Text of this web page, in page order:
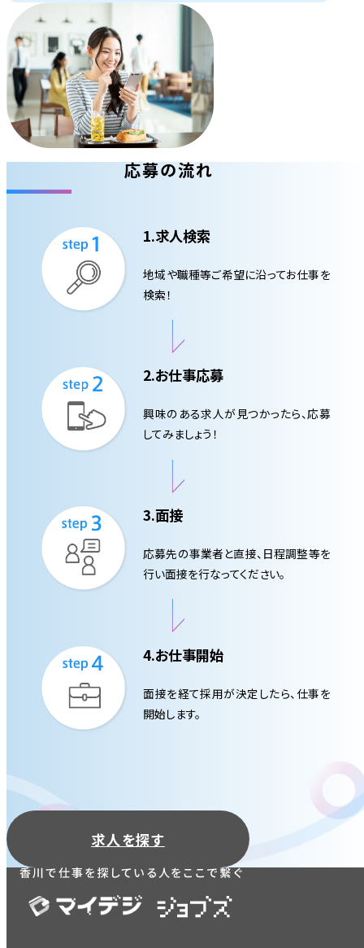
応募の流れ
1.求人検索
地域や職種等ご希望に沿ってお仕事を
検索！
2.お仕事応募
興味のある求人が見つかったら、応募
してみましょう！
3.面接
応募先の事業者と直接、日程調整等を
行い面接を行なってください。
4.お仕事開始
面接を経て採用が決定したら、仕事を
開始します。
求人を探す